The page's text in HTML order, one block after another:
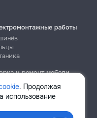
. Продолжая
использование
работы
и ремонт мебели